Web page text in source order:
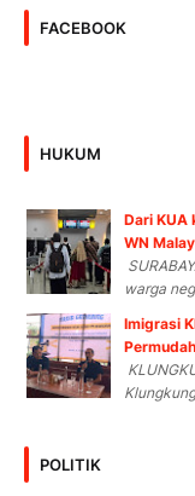
FACEBOOK
HUKUM
Dari KUA
WN
warga
Imigrasi
POLITIK